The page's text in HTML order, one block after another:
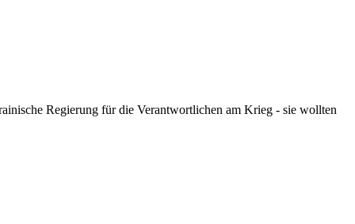
Regierung für die Verantwortlichen am Krieg - sie wollten